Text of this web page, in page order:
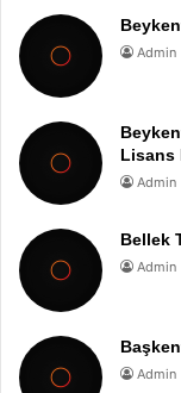
Admin
Lisans
Admin
Bellek
Admin
Admin